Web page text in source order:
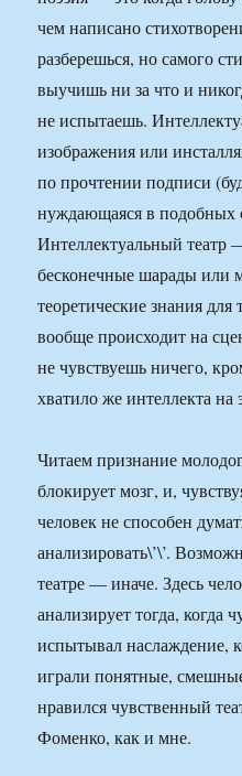
чем написано
разберешься, но самого
выучишь ни за что и
не испытаешь.
изображения или
по прочтении подписи
нуждающаяся в подобных
Интеллектуальный театр
бесконечные шарады или
теоретические знания
вообще происходит на
не чувствуешь ничего,
хватило же интеллекта на
Читаем признание
блокирует мозг, и,
человек не способен
анализировать\’\’.
театре — иначе. Здесь
анализирует тогда, когда
испытывал наслаждение,
играли понятные,
нравился чувственный
Фоменко, как и мне.